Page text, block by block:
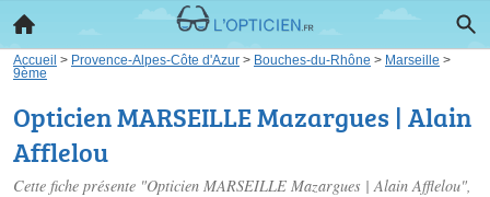
Accueil > Provence-Alpes-Côte d'Azur > Bouches-du-Rhône > Marseille >
9ème
Opticien MARSEILLE Mazargues | Alain
Afflelou
Cette fiche présente "Opticien MARSEILLE Mazargues | Alain Afflelou",